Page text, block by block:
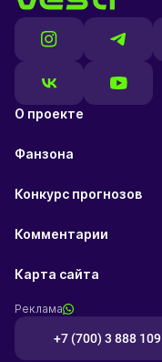
О проекте
Фанзона
Конкурс прогнозов
Комментарии
Карта сайта
Реклама
+7 (700) 3 888 109